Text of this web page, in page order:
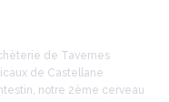
de Tavernes
de Castellane
notre 2ème cerveau